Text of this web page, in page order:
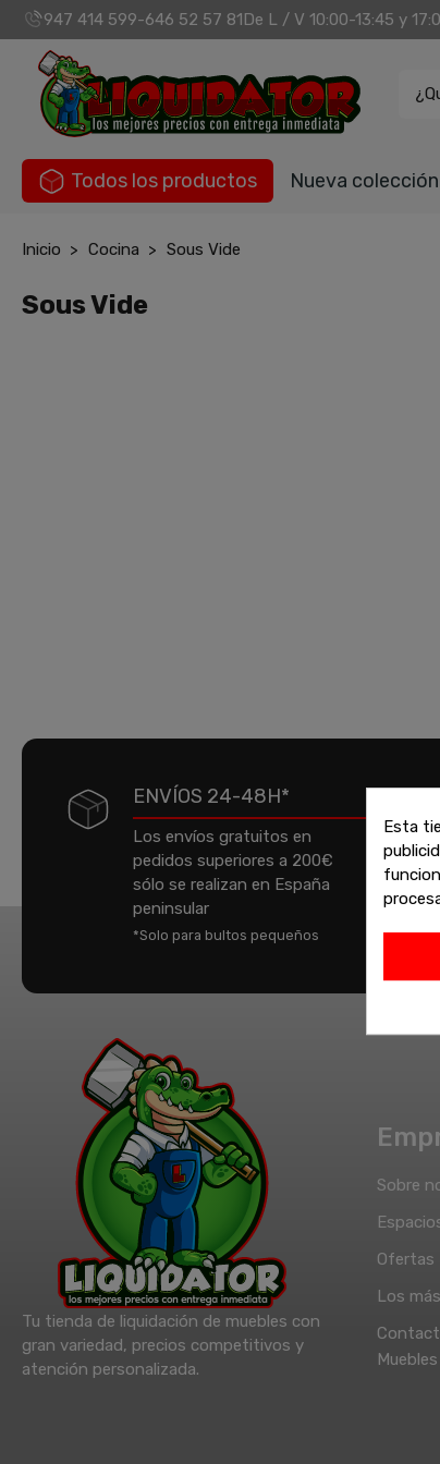
947 414 599-646 52 57 81De L / V 10:00-13:45 y
Todos los productos Nueva colección
Inicio Cocina Sous Vide
Sous Vide
ENVÍOS 24-48H*
Los envíos gratuitos en
pedidos superiores a 200€
sólo se realizan en España
peninsular
*Solo para bultos pequeños
Tu tienda de liquidación de muebles con
gran variedad, precios competitivos y
atención personalizada.
Sobre
Ofertas
Los
Esta